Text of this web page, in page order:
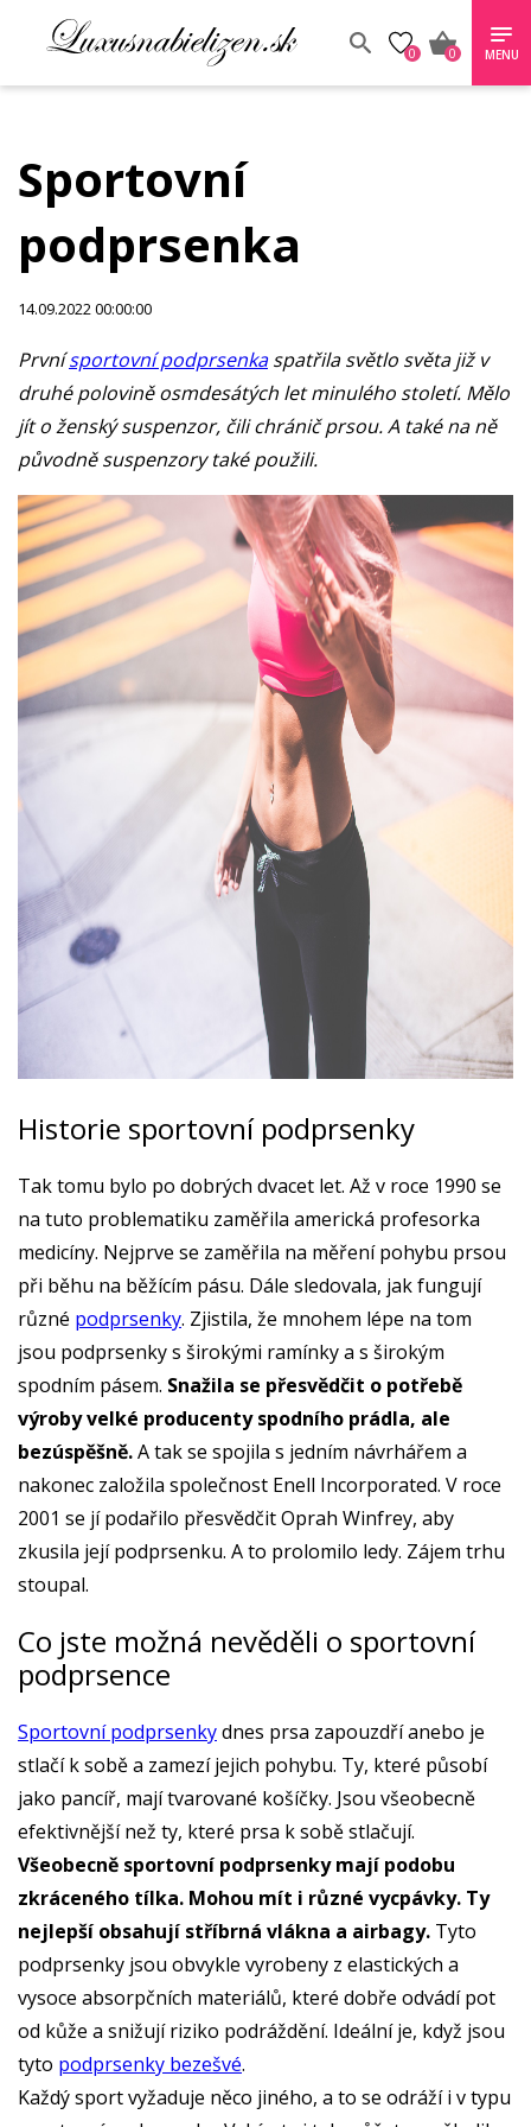
0 0 MENU
Sportovní
podprsenka
14.09.2022 00:00:00
Prvnísportovní podprsenkaspatřila světlo světa již v
druhé polovině osmdesátých let minulého století. Mělo
jít o ženský suspenzor, čili chránič prsou. A také na ně
původně suspenzory také použili.
Historie sportovní podprsenky
Tak tomu bylo po dobrých dvacet let. Až v roce 1990 se
na tuto problematiku zaměřila americká profesorka
medicíny. Nejprve se zaměřila na měření pohybu prsou
při běhu na běžícím pásu. Dále sledovala, jak fungují
různé podprsenky. Zjistila, že mnohem lépe na tom
jsou podprsenky s širokými ramínky a s širokým
spodním pásem. Snažila se přesvědčit o potřebě
výroby velké producenty spodního prádla, ale
bezúspěšně.A tak se spojila s jedním návrhářem a
nakonec založila společnost Enell Incorporated. V roce
2001 se jí podařilo přesvědčit Oprah Winfrey, aby
zkusila její podprsenku. A to prolomilo ledy. Zájem trhu
stoupal.
Co jste možná nevěděli o sportovní
podprsence
Sportovní podprsenkydnes prsa zapouzdří anebo je
stlačí k sobě a zamezí jejich pohybu. Ty, které působí
jako pancíř, mají tvarované košíčky. Jsou všeobecně
efektivnější než ty, které prsa k sobě stlačují.
Všeobecně sportovní podprsenky mají podobu
zkráceného tílka. Mohou mít i různé vycpávky. Ty
nejlepší obsahují stříbrná vlákna a airbagy. Tyto
podprsenky jsou obvykle vyrobeny z elastických a
vysoce absorpčních materiálů, které dobře odvádí pot
od kůže a snižují riziko podráždění. Ideální je, když jsou
tyto podprsenky bezešvé.
Každý sport vyžaduje něco jiného, a to se odráží i v typu